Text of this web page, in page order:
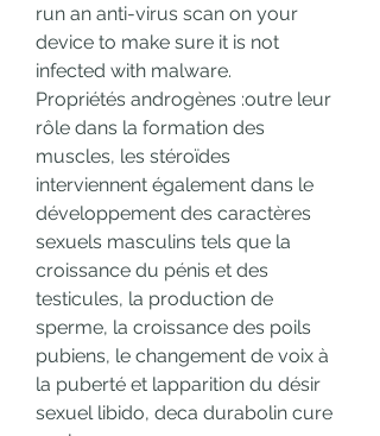
run an anti-virus scan on your
device to make sure it is not
infected with malware.
Propriétés androgènes :outre leur
rôle dans la formation des
muscles, les stéroïdes
interviennent également dans le
développement des caractères
sexuels masculins tels que la
croissance du pénis et des
testicules, la production de
sperme, la croissance des poils
pubiens, le changement de voix à
la puberté et lapparition du désir
sexuel libido, deca durabolin cure